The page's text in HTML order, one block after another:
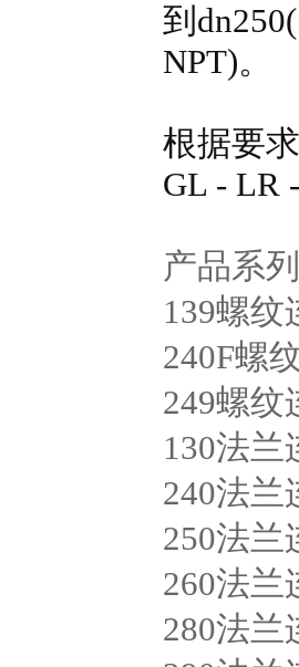
到
NPT)。
根据要
GL - LR
产品系
139螺纹
240F螺
249螺纹
130法兰
240法兰
250法兰
260法兰
280法兰